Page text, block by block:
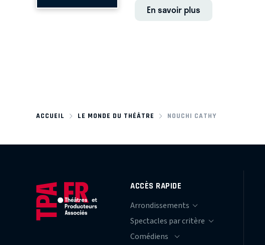
En savoir plus
ACCUEIL LE MONDE DU THÉÂTRE NOUCHI CATHY
ACCÈS RAPIDE